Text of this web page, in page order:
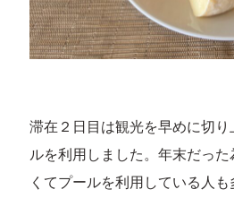
滞在２日目は観光を早めに切
ルを利用しました。年末だっ
くてプールを利用している人も